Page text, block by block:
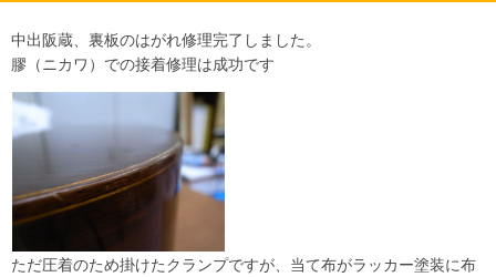
中出阪蔵、裏板のはがれ修理完了しました。
膠（ニカワ）での接着修理は成功です
ただ圧着のため掛けたクランプですが、当て布がラッカー塗装に布